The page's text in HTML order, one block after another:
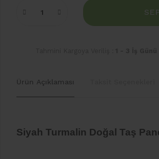
Ürün Açıklaması
Siyah Turmalin Doğal Taş